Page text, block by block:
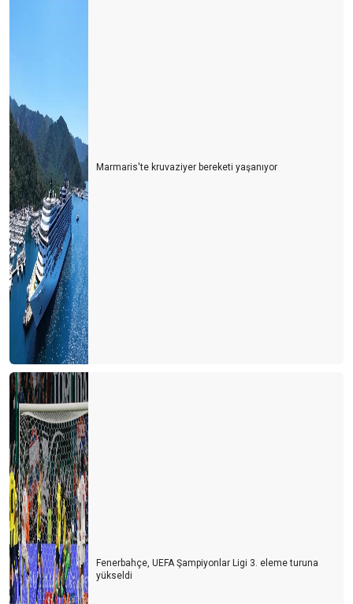
Marmaris'te kruvaziyer bereketi yaşanıyor
Fenerbahçe, UEFA Şampiyonlar Ligi 3. eleme turuna
yükseldi